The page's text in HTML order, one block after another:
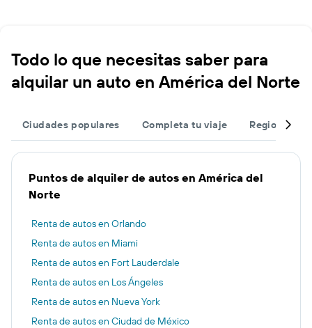
Todo lo que necesitas saber para
alquilar un auto en América del Norte
Ciudades populares Completa tu viaje Regiones
Puntos de alquiler de autos en América del
Norte
Renta de autos en Orlando
Renta de autos en Miami
Renta de autos en Fort Lauderdale
Renta de autos en Los Ángeles
Renta de autos en Nueva York
Renta de autos en Ciudad de México